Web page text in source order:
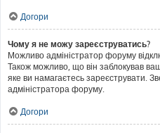
Догори
Чому я не можу зареєструватись?
Можливо адміністратор форуму
Також можливо, що він заблокував
яке ви намагаєтесь зареєструвати.
адміністратора форуму.
Догори